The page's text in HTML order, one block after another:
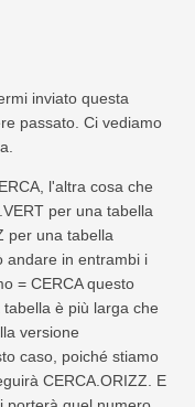
inviato questa
passato. Ci vediamo
l'altra cosa che
per una tabella
per una tabella
andare in entrambi i
= CERCA questo
è più larga che
versione
caso, poiché stiamo
CERCA.ORIZZ. E